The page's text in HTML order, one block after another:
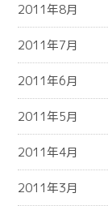
2011年8月
2011年7月
2011年6月
2011年5月
2011年4月
2011年3月